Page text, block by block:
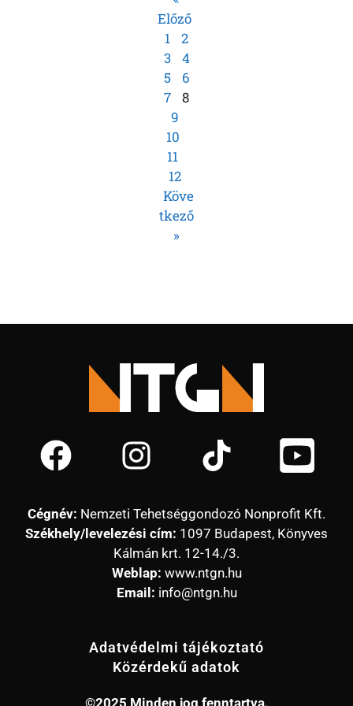
Előző
1
2
3
4
5
6
7
8
9
10
11
12
Köve
tkező
»
Adatvédelmi tájékoztató
Közérdekű adatok
Cégnév: Nemzeti Tehetséggondozó Nonprofit Kft.
Székhely/levelezési cím: 1097 Budapest, Könyves
Kálmán krt. 12-14./3.
Weblap: www.ntgn.hu
Email: info@ntgn.hu